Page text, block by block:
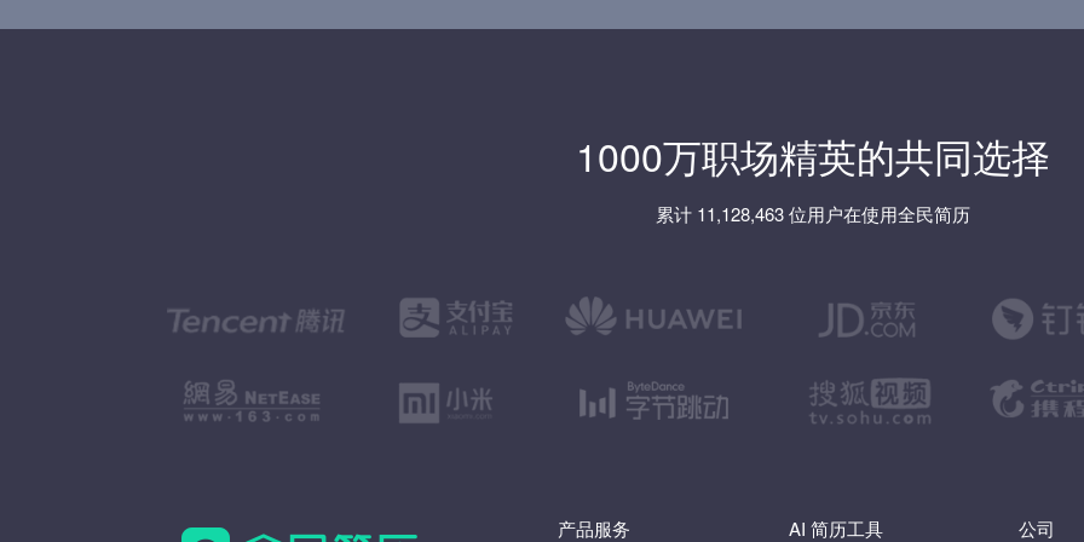
1000万职场精英的共同选择
累计 11,128,463 位用户在使用全民简历
产品服务 AI 简历工具 公司